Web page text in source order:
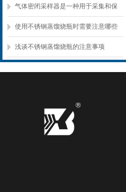
气体密闭采样器是一种用于采集和保
存气体样品的装置
使用不锈钢蒸馏烧瓶时需要注意哪些
要点？
浅谈不锈钢蒸馏烧瓶的注意事项